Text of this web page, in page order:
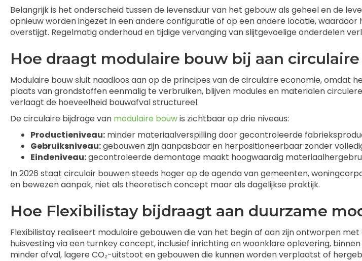
Belangrijk is het onderscheid tussen de levensduur van het gebouw als geheel en de
opnieuw worden ingezet in een andere configuratie of op een andere locatie,
overstijgt. Regelmatig onderhoud en tijdige vervanging van slijtgevoelige onderdelen
Hoe draagt modulaire bouw bij aan
Modulaire bouw sluit naadloos aan op de principes van de circulaire economie,
plaats van grondstoffen eenmalig te verbruiken, blijven modules en materialen
verlaagt de hoeveelheid bouwafval structureel.
De circulaire bijdrage van modulaire bouwis zichtbaar op drie niveaus:
Productieniveau: minder materiaalverspilling door gecontroleerde
Gebruiksniveau:gebouwen zijn aanpasbaar en herpositioneerbaar zonder
Eindeniveau:gecontroleerde demontage maakt hoogwaardig
In 2026 staat circulair bouwen steeds hoger op de agenda van gemeenten,
en bewezen aanpak, niet als theoretisch concept maar als dagelijkse praktijk.
Hoe Flexibilistay bijdraagt aan duurzame
Flexibilistay realiseert modulaire gebouwen die van het begin af aan zijn ontworpen
huisvesting via een turnkey concept, inclusief inrichting en woonklare oplevering,
minder afval, lagere CO₂-uitstoot en gebouwen die kunnen worden verplaatst of